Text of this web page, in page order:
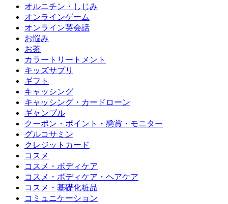
オルニチン・しじみ
オンラインゲーム
オンライン英会話
お悩み
お茶
カラートリートメント
キッズサプリ
ギフト
キャッシング
キャッシング・カードローン
ギャンブル
クーポン・ポイント・懸賞・モニター
グルコサミン
クレジットカード
コスメ
コスメ・ボディケア
コスメ・ボディケア・ヘアケア
コスメ・基礎化粧品
コミュニケーション